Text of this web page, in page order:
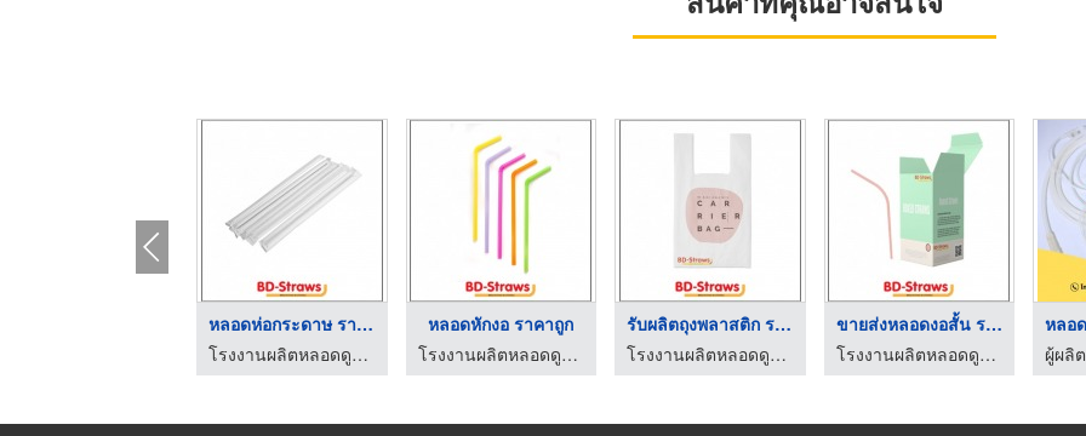
หลอดห่อกระดาษ ราคาถู ...
โรงงานผลิตหลอดดูดเครื่องดื่ม-บีดี สตรอว์
หลอดหักงอ ราคาถูก
โรงงานผลิตหลอดดูดเครื่องดื่ม-บีดี สตรอว์
รับผลิตถุงพลาสติก รา ...
โรงงานผลิตหลอดดูดเครื่องดื่ม-บีดี สตรอว์
ขายส่งหลอดงอสั้น ราค ...
โรงงานผลิตหลอดดูดเครื่องดื่ม-บีดี สตรอว์